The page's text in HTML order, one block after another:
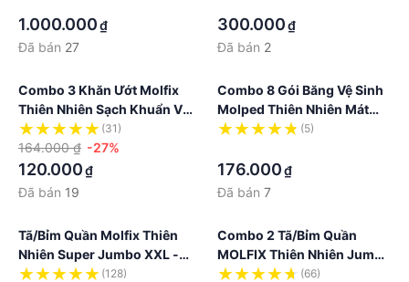
1.000.000₫
Đã bán 27
300.000₫
Đã bán 2
Combo 3 Khăn Ướt Molfix
Thiên Nhiên Sạch Khuẩn Vệ
Sinh - Gói 100 Miếng
(31)
164.000 ₫ -27%
120.000₫
Đã bán 19
Combo 8 Gói Băng Vệ Sinh
Molped Thiên Nhiên Mát
Lạnh Không Cánh
(5)
176.000₫
Đã bán 7
Tã/bỉm Quần Molfix Thiên
Nhiên Super Jumbo XXL -
Gói 38 Miếng (128)
Combo 2 Tã/bỉm Quần
MOLFIX Thiên Nhiên Jumbo
XXXL - 2 Gói 60 Miếng
(66)